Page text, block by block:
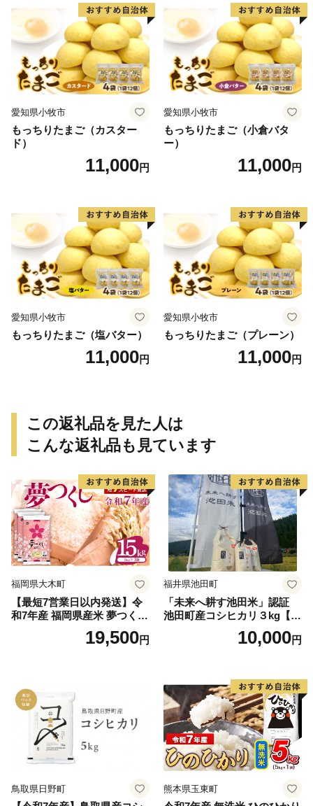
愛知県小牧市
もっちりたまご（カスター
ド）
11,000円
愛知県小牧市
もっちりたまご（小倉バタ
ー）
11,000円
愛知県小牧市
もっちりたまご（塩バター）
11,000円
愛知県小牧市
もっちりたまご（プレーン）
11,000円
この返礼品を見た人は
こんな返礼品も見ています
福岡県大木町
【最短7営業日以内発送】令
和7年産 福岡県産米 夢つくし
15kg 精米 ※北海道・沖縄・
19,500円
福井県池田町
「未来へ耕す池田米」認証
池田町産コシヒカリ３kg【お
1人様につき３セットまで】
10,000円
鳥取県日野町 熊本県玉東町